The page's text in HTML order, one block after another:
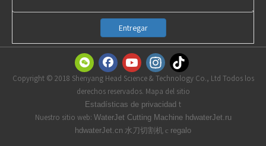
Entregar
Copyright © 2018 Shenyang Head Science & Technology Co., Ltd Todos los
derechos reservados. Mapa del sitio
Estadísticas de privacidad t
Nuestro sitio web: WaterJet Cutting Machine hdwaterJet.ru
hdwaterJet.cn 水刀切割机 с regalo